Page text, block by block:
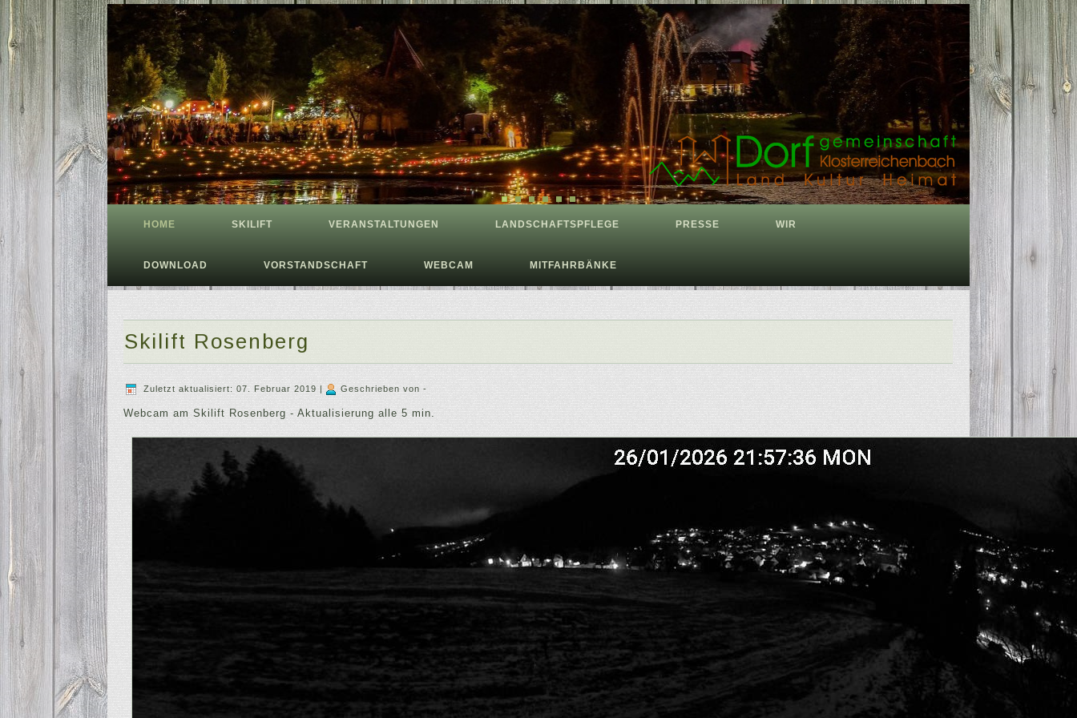
HOME SKILIFT VERANSTALTUNGEN LANDSCHAFTSPFLEGE PRESSE WIR
DOWNLOAD VORSTANDSCHAFT WEBCAM MITFAHRBÄNKE
Skilift Rosenberg
Zuletzt aktualisiert: 07. Februar 2019 | Geschrieben von -
Webcam am Skilift Rosenberg - Aktualisierung alle 5 min.